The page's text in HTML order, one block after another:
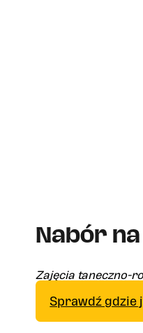
Nabór
Zajęcia taneczno-
Sprawdź gdzie